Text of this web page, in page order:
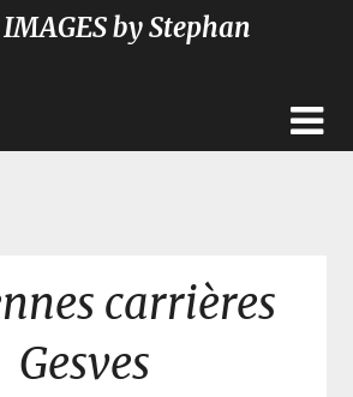
by Stephan
carrières
Gesves